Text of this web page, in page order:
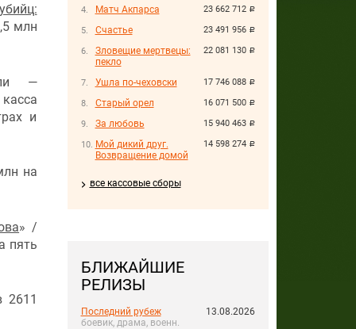
23 662 712 руб.
Матч Акпарса
23 491 956 руб.
Счастье
22 081 130 руб.
Зловещие мертвецы:
пекло
17 746 088 руб.
Ушла по-чеховски
16 071 500 руб.
Старый орел
15 940 463 руб.
За любовь
14 598 274 руб.
Мой дикий друг.
Возвращение домой
все кассовые сборы
БЛИЖАЙШИЕ
РЕЛИЗЫ
Последний рубеж
боевик, драма, военн.
13.08.2026
млн
—
и
на
» /
пять
2611